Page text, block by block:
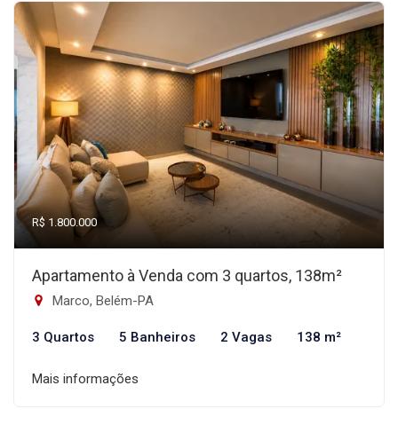
R$ 1.800.000
Apartamento à Venda com 3 quartos, 138m²
Marco, Belém-PA
3 Quartos 5 Banheiros 2 Vagas 138 m²
Mais informações